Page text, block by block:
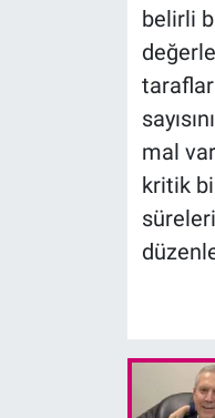
belirli
mal
kritik